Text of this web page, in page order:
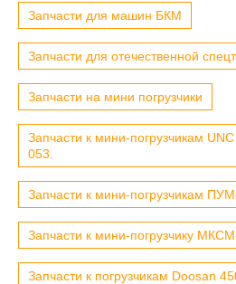
Запчасти для машин БКМ
Запчасти для отечественной
Запчасти на мини погрузчики
Запчасти к мини-погрузчикам
053.
Запчасти к мини-погрузчикам
Запчасти к мини-погрузчику
Запчасти к погрузчикам Doosan